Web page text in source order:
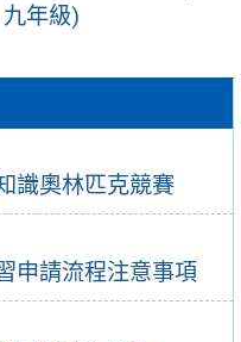
識奧林匹克競賽
申請流程注意事項
年級)